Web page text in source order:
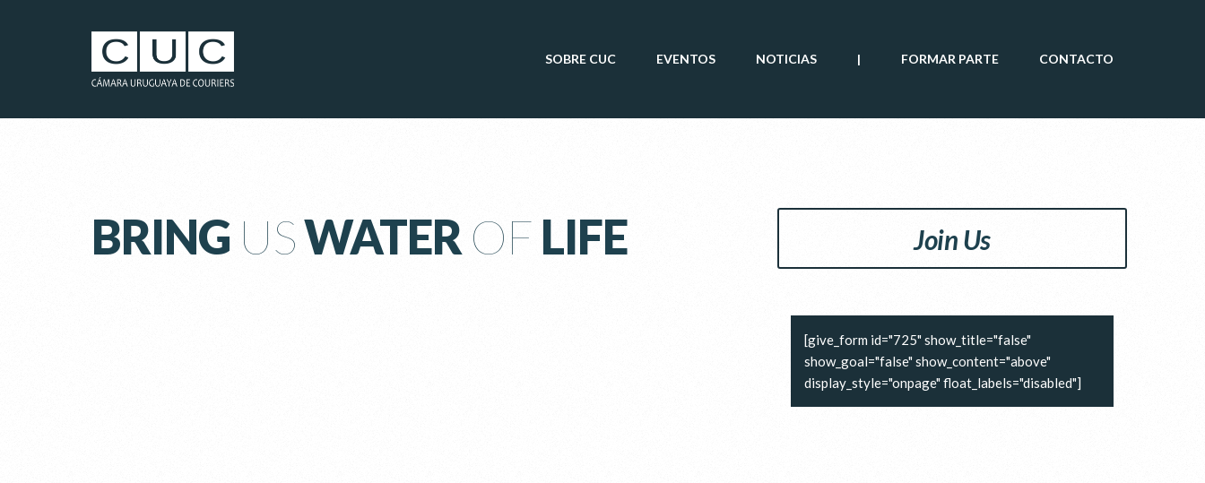
SOBRE CUC EVENTOS NOTICIAS | FORMAR PARTE CONTACTO
BRING USWATER OF LIFE Join Us
[give_form id="725" show_title="false"
show_goal="false" show_content="above"
display_style="onpage" float_labels="disabled"]